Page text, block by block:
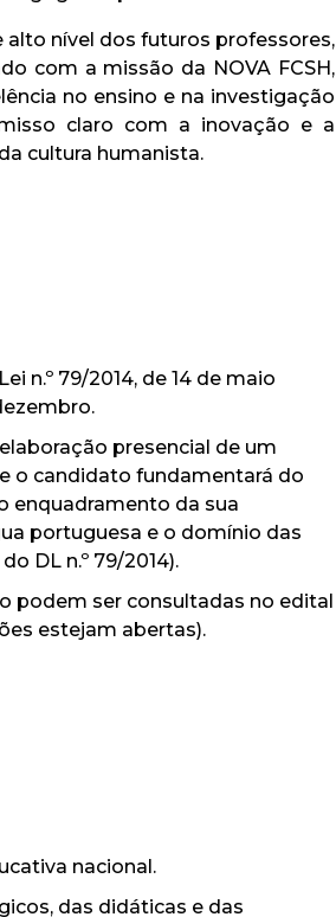
nível dos futuros professores,
com a missão da NOVA FCSH,
no ensino e na investigação
claro com a inovação e a
cultura humanista.
n.º 79/2014, de 14 de maio
presencial de um
o candidato fundamentará do
enquadramento da sua
portuguesa e o domínio das
DL n.º 79/2014).
podem ser consultadas no edital
estejam abertas).
nacional.
das didáticas e das